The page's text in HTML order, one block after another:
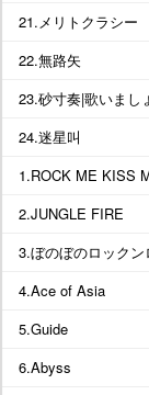
21.メリトクラシー
22.無路矢
23.砂寸奏|歌いまし
24.迷星叫
1.ROCK ME KISS
2.JUNGLE FIRE
3.ぼのぼのロックン
4.Ace of Asia
5.Guide
6.Abyss